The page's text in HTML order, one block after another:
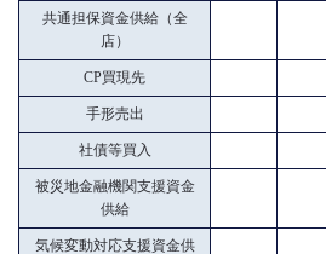
共通担保資金供給（全
店）
CP買現先
手形売出
社債等買入
被災地金融機関支援資金
供給
気候変動対応支援資金供